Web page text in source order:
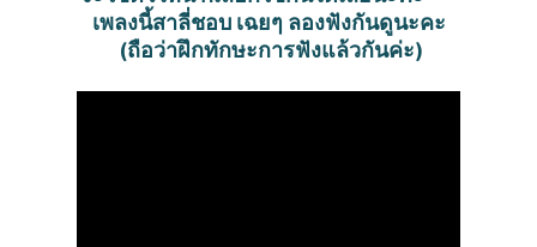
เพลงนี้สาลี่ชอบ เฉยๆ ลองฟังกันดูนะคะ
(ถือว่าฝึกทักษะการฟังแล้วกันค่ะ)